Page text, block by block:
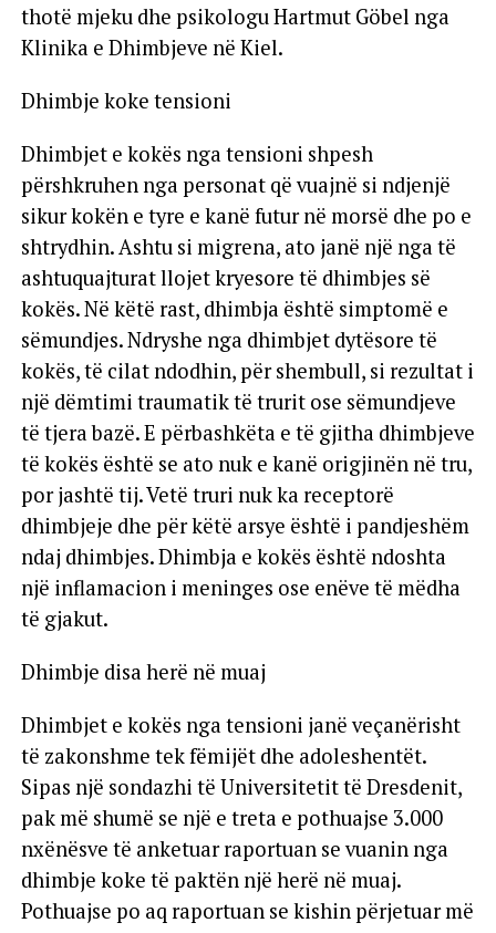
thotë mjeku dhe psikologu Hartmut Göbel nga
Klinika e Dhimbjeve në Kiel.
Dhimbje koke tensioni
Dhimbjet e kokës nga tensioni shpesh
përshkruhen nga personat që vuajnë si ndjenjë
sikur kokën e tyre e kanë futur në morsë dhe po e
shtrydhin. Ashtu si migrena, ato janë një nga të
ashtuquajturat llojet kryesore të dhimbjes së
kokës. Në këtë rast, dhimbja është simptomë e
sëmundjes. Ndryshe nga dhimbjet dytësore të
kokës, të cilat ndodhin, për shembull, si rezultat i
një dëmtimi traumatik të trurit ose sëmundjeve
të tjera bazë. E përbashkëta e të gjitha dhimbjeve
të kokës është se ato nuk e kanë origjinën në tru,
por jashtë tij. Vetë truri nuk ka receptorë
dhimbjeje dhe për këtë arsye është i pandjeshëm
ndaj dhimbjes. Dhimbja e kokës është ndoshta
një inflamacion i meninges ose enëve të mëdha
të gjakut.
Dhimbje disa herë në muaj
Dhimbjet e kokës nga tensioni janë veçanërisht
të zakonshme tek fëmijët dhe adoleshentët.
Sipas një sondazhi të Universitetit të Dresdenit,
pak më shumë se një e treta e pothuajse 3.000
nxënësve të anketuar raportuan se vuanin nga
dhimbje koke të paktën një herë në muaj.
Pothuajse po aq raportuan se kishin përjetuar më